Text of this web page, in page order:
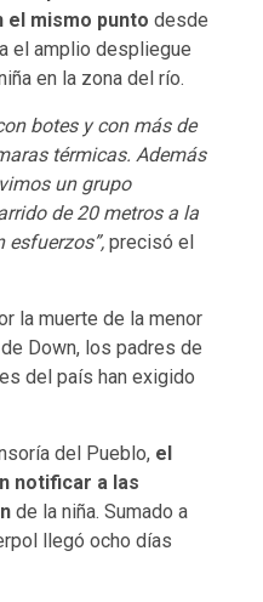
el mismo punto desde
el amplio despliegue
en la zona del río.
botes y con más de
térmicas. Además
un grupo
de 20 metros a la
esfuerzos”, precisó el
la muerte de la menor
Down, los padres de
del país han exigido
del Pueblo, el
notificar a las
de la niña. Sumado a
llegó ocho días